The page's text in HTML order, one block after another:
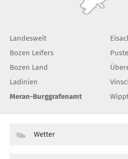
Landesweit
Bozen Leifers
Bozen Land
Ladinien
Meran-Burggrafenamt
Wetter